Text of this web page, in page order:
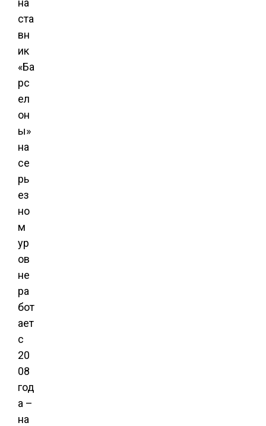
на
ста
вн
ик
«Ба
рс
ел
он
ы»
на
се
рь
ез
но
м
ур
ов
не
ра
бот
ает
с
20
08
год
а –
на